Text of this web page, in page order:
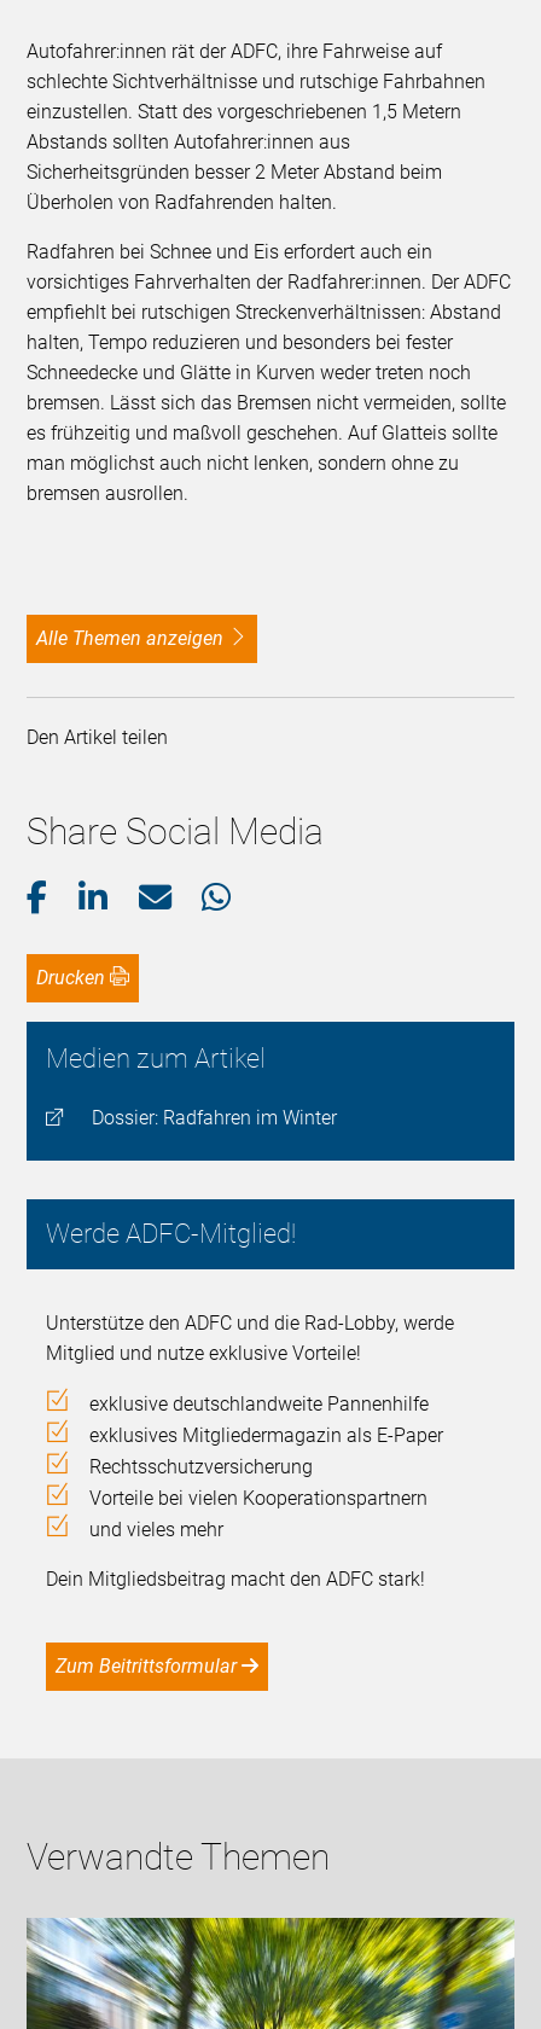
Autofahrer:innen rät der ADFC, ihre Fahrweise auf
schlechte Sichtverhältnisse und rutschige Fahrbahnen
einzustellen. Statt des vorgeschriebenen 1,5 Metern
Abstands sollten Autofahrer:innen aus
Sicherheitsgründen besser 2 Meter Abstand beim
Überholen von Radfahrenden halten.
Radfahren bei Schnee und Eis erfordert auch ein
vorsichtiges Fahrverhalten der Radfahrer:innen. Der ADFC
empfiehlt bei rutschigen Streckenverhältnissen: Abstand
halten, Tempo reduzieren und besonders bei fester
Schneedecke und Glätte in Kurven weder treten noch
bremsen. Lässt sich das Bremsen nicht vermeiden, sollte
es frühzeitig und maßvoll geschehen. Auf Glatteis sollte
man möglichst auch nicht lenken, sondern ohne zu
bremsen ausrollen.
alle Themen anzeigen
Den Artikel teilen
Share Social Media
Drucken
Medien zum Artikel
Dossier: Radfahren im Winter
Werde ADFC-Mitglied!
Unterstütze den ADFC und die Rad-Lobby, werde
Mitglied und nutze exklusive Vorteile!
exklusive deutschlandweite Pannenhilfe
exklusives Mitgliedermagazin als E-Paper
Rechtsschutzversicherung
Vorteile bei vielen Kooperationspartnern
und vieles mehr
Dein Mitgliedsbeitrag macht den ADFC stark!
Zum Beitrittsformular
Verwandte Themen